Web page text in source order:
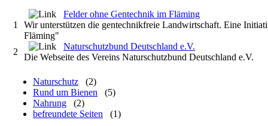
1
Felder ohne Gentechnik im Fläming
Wir unterstützen die gentechnikfreie Landwirtschaft. Eine
Fläming"
2
Naturschutzbund Deutschland e.V.
Die Webseite des Vereins Naturschutzbund Deutschland e.V.
Naturschutz
(2)
Rund um Bienen
(5)
Nahrung
(2)
befreundete Seiten
(1)